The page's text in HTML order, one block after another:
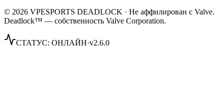
© 2026 VPESPORTS DEADLOCK · Не аффилирован с Valve.
Deadlock™ — собственность Valve Corporation.
СТАТУС: ОНЛАЙН·v2.6.0